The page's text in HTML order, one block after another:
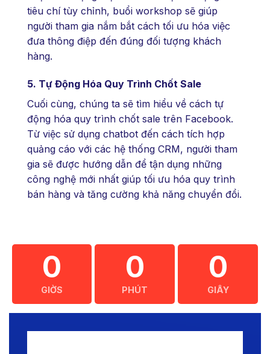
tiêu chí tùy chỉnh, buổi workshop sẽ giúp
người tham gia nắm bắt cách tối ưu hóa việc
đưa thông điệp đến đúng đối tượng khách
hàng.
5. Tự Động Hóa Quy Trình Chốt Sale
Cuối cùng, chúng ta sẽ tìm hiểu về cách tự
động hóa quy trình chốt sale trên Facebook.
Từ việc sử dụng chatbot đến cách tích hợp
quảng cáo với các hệ thống CRM, người tham
gia sẽ được hướng dẫn để tận dụng những
công nghệ mới nhất giúp tối ưu hóa quy trình
bán hàng và tăng cường khả năng chuyển đổi.
0
GIỜS
0
PHÚT
0
GIÂY